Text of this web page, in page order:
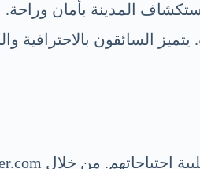
السائقون بالاحترافية